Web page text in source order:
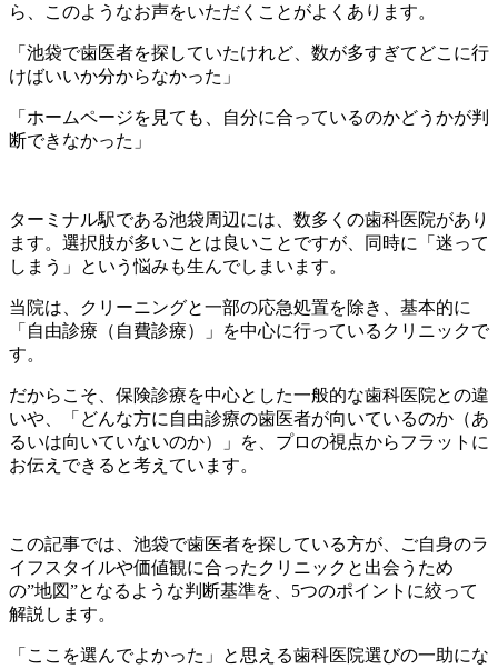
ら、このようなお声をいただくことがよくあります。
「池袋で歯医者を探していたけれど、数が多すぎてどこに行
けばいいか分からなかった」
「ホームページを見ても、自分に合っているのかどうかが判
断できなかった」
ターミナル駅である池袋周辺には、数多くの歯科医院があり
ます。選択肢が多いことは良いことですが、同時に「迷って
しまう」という悩みも生んでしまいます。
当院は、クリーニングと一部の応急処置を除き、基本的に
「自由診療（自費診療）」を中心に行っているクリニックで
す。
だからこそ、保険診療を中心とした一般的な歯科医院との違
いや、「どんな方に自由診療の歯医者が向いているのか（あ
るいは向いていないのか）」を、プロの視点からフラットに
お伝えできると考えています。
この記事では、池袋で歯医者を探している方が、ご自身のラ
イフスタイルや価値観に合ったクリニックと出会うため
の”地図”となるような判断基準を、5つのポイントに絞って
解説します。
「ここを選んでよかった」と思える歯科医院選びの一助にな